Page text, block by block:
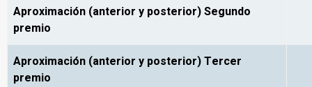
Aproximación (anterior y posterior) Segundo
premio
Aproximación (anterior y posterior) Tercer
premio